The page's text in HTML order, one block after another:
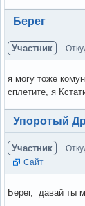
Вне форума
Берег
Участник
я могу тоже
сплетите, я
Вне форума
Упоротый
Участник
Сайт
Берег, давай ты